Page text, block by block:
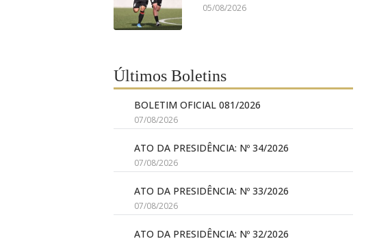
05/08/2026
Últimos Boletins
BOLETIM OFICIAL 081/2026
07/08/2026
ATO DA PRESIDÊNCIA: Nº 34/2026
07/08/2026
ATO DA PRESIDÊNCIA: Nº 33/2026
07/08/2026
ATO DA PRESIDÊNCIA: Nº 32/2026